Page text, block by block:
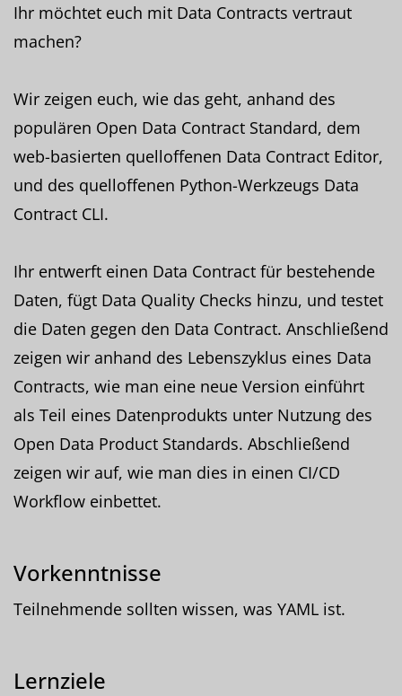
Ihr möchtet euch mit Data Contracts vertraut
machen?
Wir zeigen euch, wie das geht, anhand des
populären Open Data Contract Standard, dem
web-basierten quelloffenen Data Contract Editor,
und des quelloffenen Python-Werkzeugs Data
Contract CLI.
Ihr entwerft einen Data Contract für bestehende
Daten, fügt Data Quality Checks hinzu, und testet
die Daten gegen den Data Contract. Anschließend
zeigen wir anhand des Lebenszyklus eines Data
Contracts, wie man eine neue Version einführt
als Teil eines Datenprodukts unter Nutzung des
Open Data Product Standards. Abschließend
zeigen wir auf, wie man dies in einen CI/CD
Workflow einbettet.
Vorkenntnisse
Teilnehmende sollten wissen, was YAML ist.
Lernziele